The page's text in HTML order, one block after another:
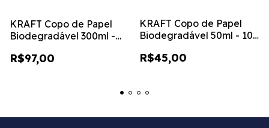
KRAFT Copo de Papel
Biodegradável 300ml -
R$97,00
KRAFT Copo de Papel
Biodegradável 50ml - 100
R$45,00